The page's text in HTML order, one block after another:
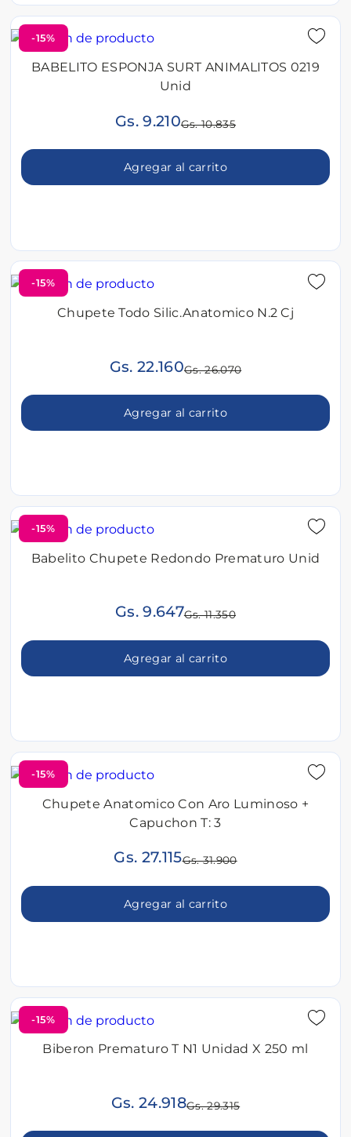
-15%
BABELITO ESPONJA SURT ANIMALITOS 0219
Unid
Gs. 9.210Gs. 10.835
Agregar al carrito
-15%
Chupete Todo Silic.Anatomico N.2 Cj
Gs. 22.160Gs. 26.070
Agregar al carrito
-15%
Babelito Chupete Redondo Prematuro Unid
Gs. 9.647Gs. 11.350
Agregar al carrito
-15%
Chupete Anatomico Con Aro Luminoso +
Capuchon T: 3
Gs. 27.115Gs. 31.900
Agregar al carrito
-15%
Biberon Prematuro T N1 Unidad X 250 ml
Gs. 24.918Gs. 29.315